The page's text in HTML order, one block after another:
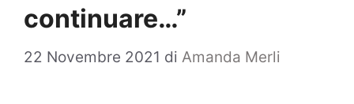
continuare…”
22 Novembre 2021 di Amanda Merli